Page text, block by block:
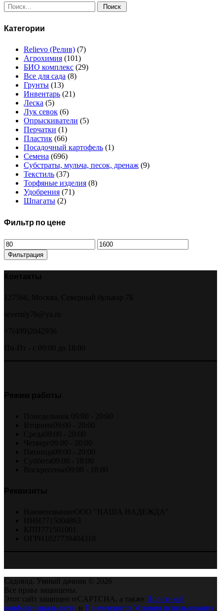
Поиск:
Категории
Relievo (Релив) (7)
Агрохимия (101)
БИО комплекс (29)
Все для сада (8)
Грунты (13)
Инвентарь (21)
Леска (5)
Лук севок (6)
Опрыскиватели (5)
Перчатки (1)
Пластик (66)
Посадочный картофель (1)
Семена (696)
Субстраты, мульча, песок, дренаж (9)
Текстиль (37)
Торфяные изделия (8)
Удобрения (71)
Шпагаты (2)
Фильтр по цене
Минимальная
цена
Максимальная
цена
Фильтрация
Садовод. Умный дачник © 2026
Все права защищены.
Этот сайт защищен reCAPTCHA, а также Политикой
конфиденциальности и Применяются Условия использования